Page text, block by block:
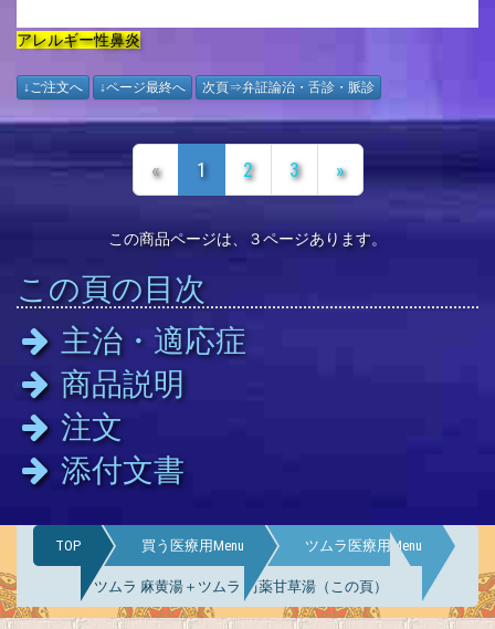
アレルギー性鼻炎
↓ご注文へ ↓ページ最終へ 次頁⇒弁証論治・舌診・脈診
« 1 2 3 »
この商品ページは、３ページあります。
この頁の目次
主治・適応症
商品説明
注文
添付文書
TOP 買う医療用Menu ツムラ医療用Menu
ツムラ 麻黄湯＋ツムラ 芍薬甘草湯（この頁）